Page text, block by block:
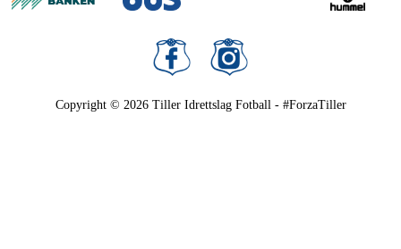
Copyright © 2026 Tiller Idrettslag Fotball - #ForzaTiller